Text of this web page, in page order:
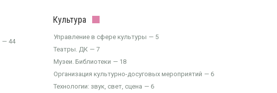
44
Культура
Управление в сфере культуры
5
Театры. ДК
7
Музеи. Библиотеки
18
Организация культурно-досуговых мероприятий
6
Технологии: звук, свет, сцена
6